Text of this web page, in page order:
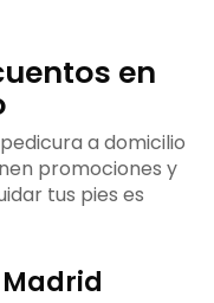
en
a domicilio
promociones y
tus pies es